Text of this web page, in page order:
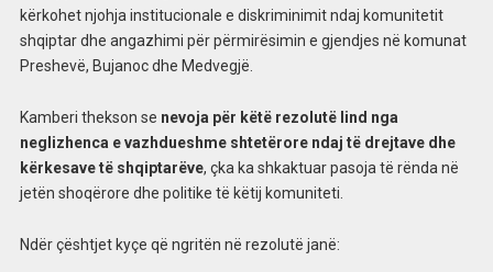
kërkohet njohja institucionale e diskriminimit ndaj komunitetit
shqiptar dhe angazhimi për përmirësimin e gjendjes në komunat
Preshevë, Bujanoc dhe Medvegjë.
Kamberi thekson se nevoja për këtë rezolutë lind nga
neglizhenca e vazhdueshme shtetërore ndaj të drejtave dhe
kërkesave të shqiptarëve, çka ka shkaktuar pasoja të rënda në
jetën shoqërore dhe politike të këtij komuniteti.
Ndër çështjet kyçe që ngritën në rezolutë janë: